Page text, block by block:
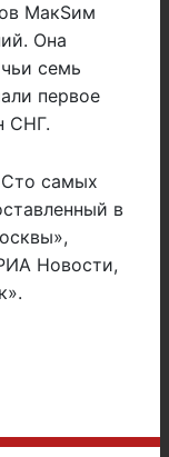
МакSим
Она
семь
первое
СНГ.
самых
в
Новости,